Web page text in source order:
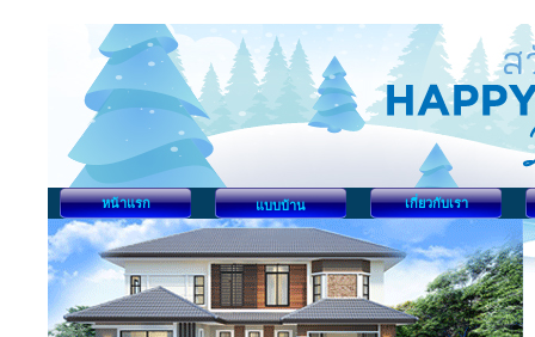
หน้าแรก แบบบ้าน เกี่ยวกับเรา